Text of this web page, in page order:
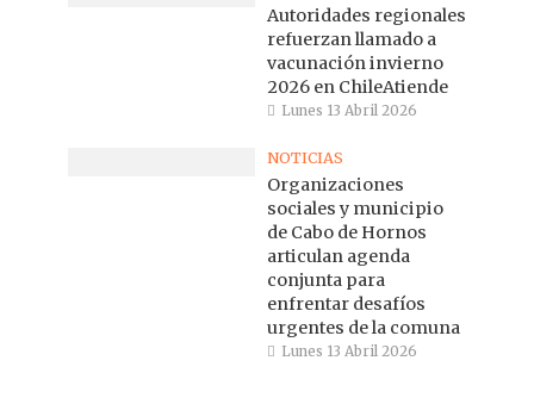
Autoridades regionales
refuerzan llamado a
vacunación invierno
2026 en ChileAtiende
Lunes 13 Abril 2026
NOTICIAS
Organizaciones
sociales y municipio
de Cabo de Hornos
articulan agenda
conjunta para
enfrentar desafíos
urgentes de la comuna
Lunes 13 Abril 2026